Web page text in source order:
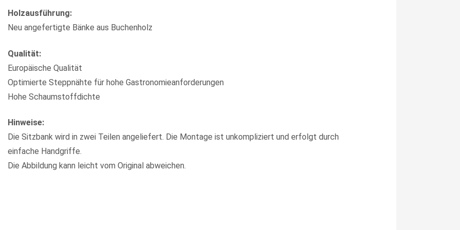
Holzausführung:
Neu angefertigte Bänke aus Buchenholz
Qualität:
Europäische Qualität
Optimierte Steppnähte für hohe Gastronomieanforderungen
Hohe Schaumstoffdichte
Hinweise:
Die Sitzbank wird in zwei Teilen angeliefert. Die Montage ist unkompliziert und erfolgt durch
einfache Handgriffe.
Die Abbildung kann leicht vom Original abweichen.